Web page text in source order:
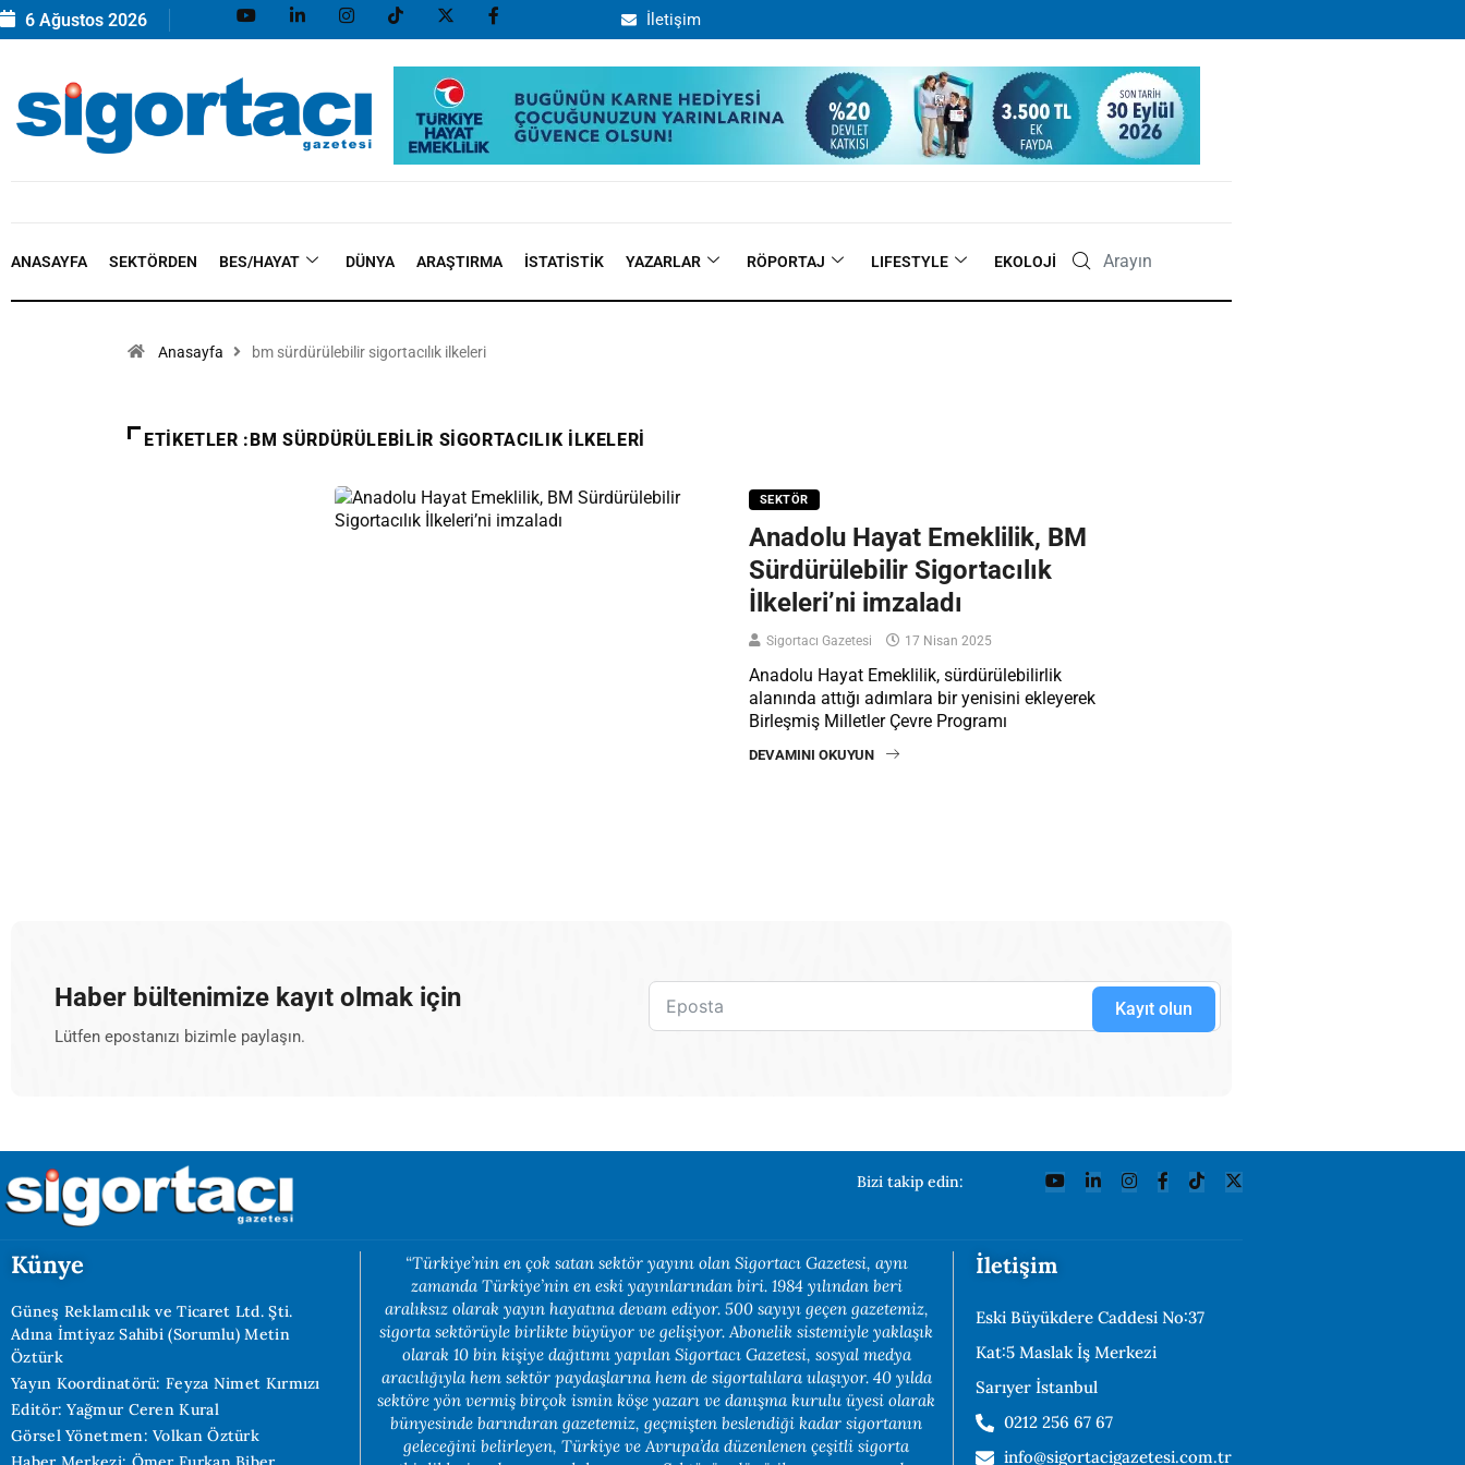
6 Ağustos 2026 İletişim
ANASAYFA SEKTÖRDEN BES/HAYAT DÜNYA ARAŞTIRMA İSTATISTIK YAZARLAR RÖPORTAJ LIFESTYLE EKOLOJI
Anasayfa bm sürdürülebilir sigortacılık ilkeleri
ETIKETLER :BM SÜRDÜRÜLEBILIR SIGORTACILIK ILKELERI
SEKTÖR
Anadolu Hayat Emeklilik, BM
Sürdürülebilir Sigortacılık
İlkeleri’ni imzaladı
Sigortacı Gazetesi 17 Nisan 2025
Anadolu Hayat Emeklilik, sürdürülebilirlik
alanında attığı adımlara bir yenisini ekleyerek
Birleşmiş Milletler Çevre Programı
DEVAMINI OKUYUN
Haber bültenimize kayıt olmak için
Lütfen epostanızı bizimle paylaşın.
Kayıt olun
Bizi takip edin:
Künye
Güneş Reklamcılık ve Ticaret Ltd. Şti.
Adına İmtiyaz Sahibi (Sorumlu) Metin
Öztürk
Yayın Koordinatörü: Feyza Nimet Kırmızı
Editör: Yağmur Ceren Kural
Görsel Yönetmen: Volkan Öztürk
“Türkiye’nin en çok satan sektör yayını olan Sigortacı Gazetesi, aynı
zamanda Türkiye’nin en eski yayınlarından biri. 1984 yılından beri
aralıksız olarak yayın hayatına devam ediyor. 500 sayıyı geçen gazetemiz,
sigorta sektörüyle birlikte büyüyor ve gelişiyor. Abonelik sistemiyle yaklaşık
olarak 10 bin kişiye dağıtımı yapılan Sigortacı Gazetesi, sosyal medya
aracılığıyla hem sektör paydaşlarına hem de sigortalılara ulaşıyor. 40 yılda
sektöre yön vermiş birçok ismin köşe yazarı ve danışma kurulu üyesi olarak
bünyesinde barındıran gazetemiz, geçmişten beslendiği kadar sigortanın
geleceğini belirleyen, Türkiye ve Avrupa’da düzenlenen çeşitli sigorta
İletişim
Eski Büyükdere Caddesi No:37
Kat:5 Maslak İş Merkezi
Sarıyer İstanbul
0212 256 67 67
info@sigortacigazetesi.com.tr